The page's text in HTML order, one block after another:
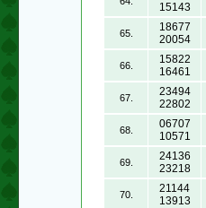
15143
65.
18677
20054
66.
15822
16461
67.
23494
22802
68.
06707
10571
69.
24136
23218
70.
21144
13913